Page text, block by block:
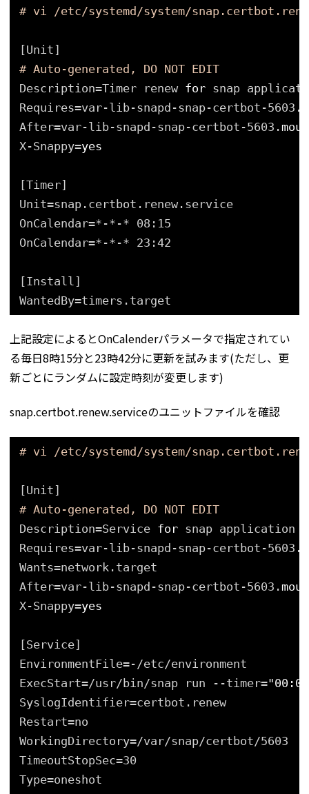
# vi /etc/systemd/system/
[Unit]
# Auto-generated, DO NOT EDIT
Description=Timer renew for snap
Requires=var-lib-snapd-snap-certbot-5603.
After=var-lib-snapd-snap-certbot-5603.
X-Snappy=yes
[Timer]
Unit=snap.certbot.renew.service
OnCalendar=*-*-* 08:15
OnCalendar=*-*-* 23:42
[Install]
WantedBy=timers.target
上記設定によるとOnCalenderパラメータで指定されてい
る毎日8時15分と23時42分に更新を試みます(ただし、更
新ごとにランダムに設定時刻が変更します)
snap.certbot.renew.serviceのユニットファイルを確認
# vi /etc/systemd/system/
[Unit]
# Auto-generated, DO NOT EDIT
Description=Service for snap application
Requires=var-lib-snapd-snap-certbot-5603.
Wants=network.target
After=var-lib-snapd-snap-certbot-5603.
X-Snappy=yes
[Service]
EnvironmentFile=- /etc/environment
ExecStart=/usr/bin/snap run --timer=
SyslogIdentifier=certbot.renew
Restart=no
WorkingDirectory=/var/snap/certbot/5603
TimeoutStopSec=30
Type=oneshot